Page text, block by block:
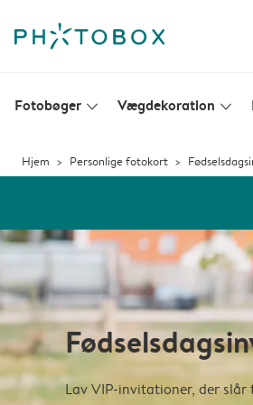
Fotobøger slim_arrow_down Vægdekoration slim_arrow_down
Hjem Personlige fotokort
Lav VIP-invitationer, der slår